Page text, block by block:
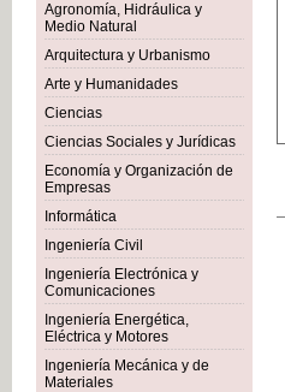
Agronomía, Hidráulica y
Medio Natural
Arquitectura y Urbanismo
Arte y Humanidades
Ciencias
Ciencias Sociales y Jurídicas
Economía y Organización de
Empresas
Informática
Ingeniería Civil
Ingeniería Electrónica y
Comunicaciones
Ingeniería Energética,
Eléctrica y Motores
Ingeniería Mecánica y de
Materiales